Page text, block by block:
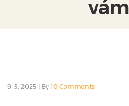
vám
9. 5. 2025 | By | 0 Comments